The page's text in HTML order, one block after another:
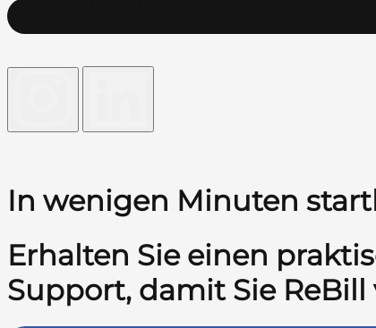
In wenigen Minuten
Erhalten Sie einen
Support, damit Sie